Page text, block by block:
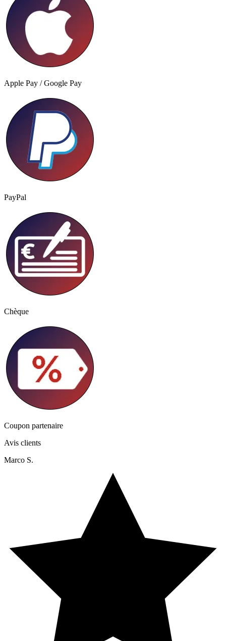
Apple Pay / Google Pay
PayPal
Chèque
Coupon partenaire
Avis clients
Marco S.